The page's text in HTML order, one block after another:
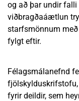
og að þar undir
viðbragðaáætlun
starfsmönnum
fylgt eftir.
Félagsmálanefnd
fyrir deildir, sem